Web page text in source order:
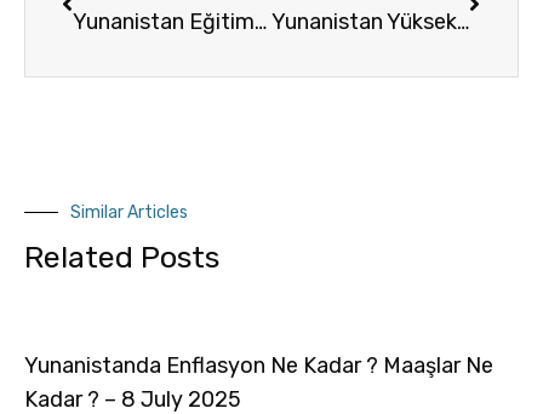
Yunanistan Eğitim Sistemi Genel Bilgiler Yunanistan Yüksek Lisans Programları
Similar Articles
Related Posts
Yunanistanda Enflasyon Ne Kadar ? Maaşlar Ne
Kadar ? – 8 July 2025